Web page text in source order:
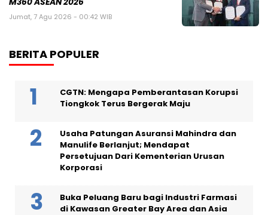
Jumat, 7 Agu 2026 - 00:42 WIB
BERITA POPULER
CGTN: Mengapa Pemberantasan Korupsi
Tiongkok Terus Bergerak Maju
Usaha Patungan Asuransi Mahindra dan
Manulife Berlanjut; Mendapat
Persetujuan Dari Kementerian Urusan
Korporasi
Buka Peluang Baru bagi Industri Farmasi
di Kawasan Greater Bay Area dan Asia